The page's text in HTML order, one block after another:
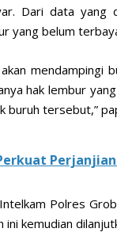
Dari data yang
yang belum
hak lembur
buruh tersebut,”
Polres
ini kemudian